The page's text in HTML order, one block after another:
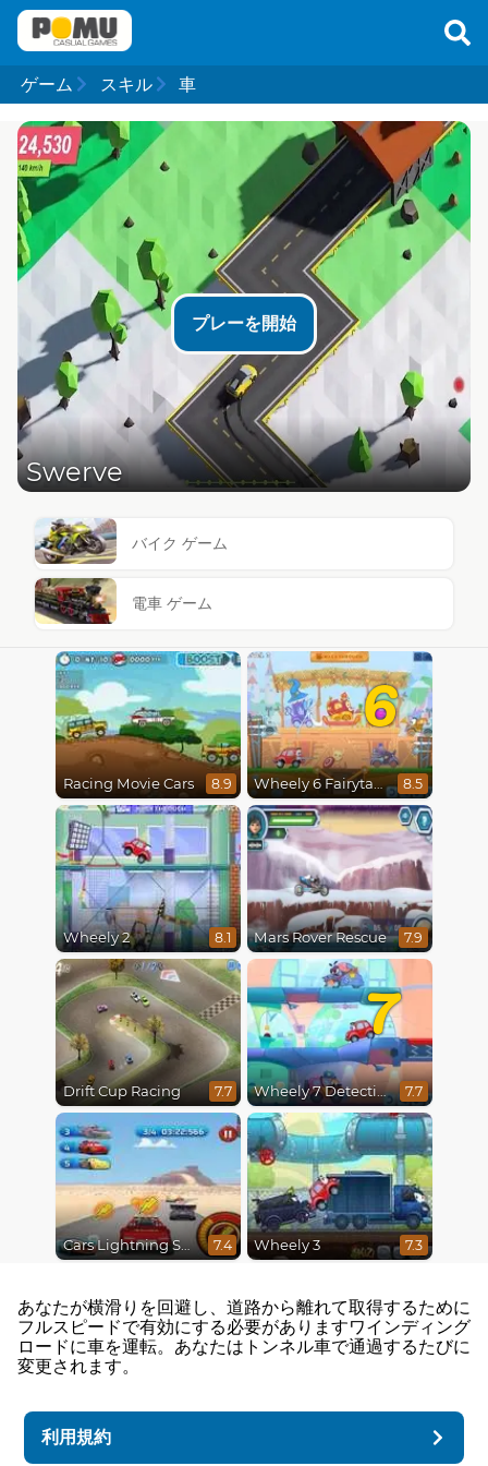
ゲーム スキル 車
プレーを開始
Swerve
バイク ゲーム
電車 ゲーム
Racing Movie Cars 8.9
6
Wheely 6 Fairytale 8.5
Wheely 2 8.1 Mars Rover Rescue 7.9
Drift Cup Racing 7.7
7
Wheely 7 Detective 7.7
Cars Lightning Speed 7.4 Wheely 3 7.3
あなたが横滑りを回避し、道路から離れて取得するために
フルスピードで有効にする必要がありますワインディング
ロードに車を運転。あなたはトンネル車で通過するたびに
変更されます。
利用規約